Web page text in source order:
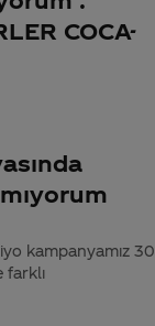
COCA-
kampanyamız 30
farklı